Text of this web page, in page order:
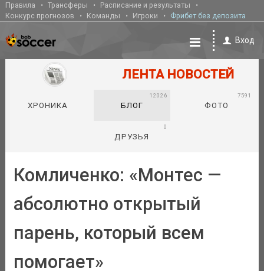
Правила Трансферы
Расписание и результаты
Конкурс прогнозов
Команды Игроки Фрибет без депозита
Вход
ЛЕНТА НОВОСТЕЙ
ХРОНИКА БЛОГ
12026
ФОТО
7591
ДРУЗЬЯ
0
Комличенко: «Монтес —
абсолютно открытый
парень, который всем
помогает»